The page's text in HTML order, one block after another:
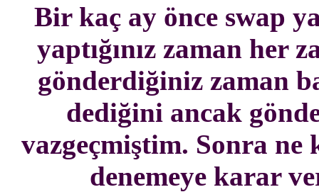
Bir kaç ay önce swap
yaptığınız zaman her
gönderdiğiniz zaman
dediğini ancak
vazgeçmiştim. Sonra
denemeye karar